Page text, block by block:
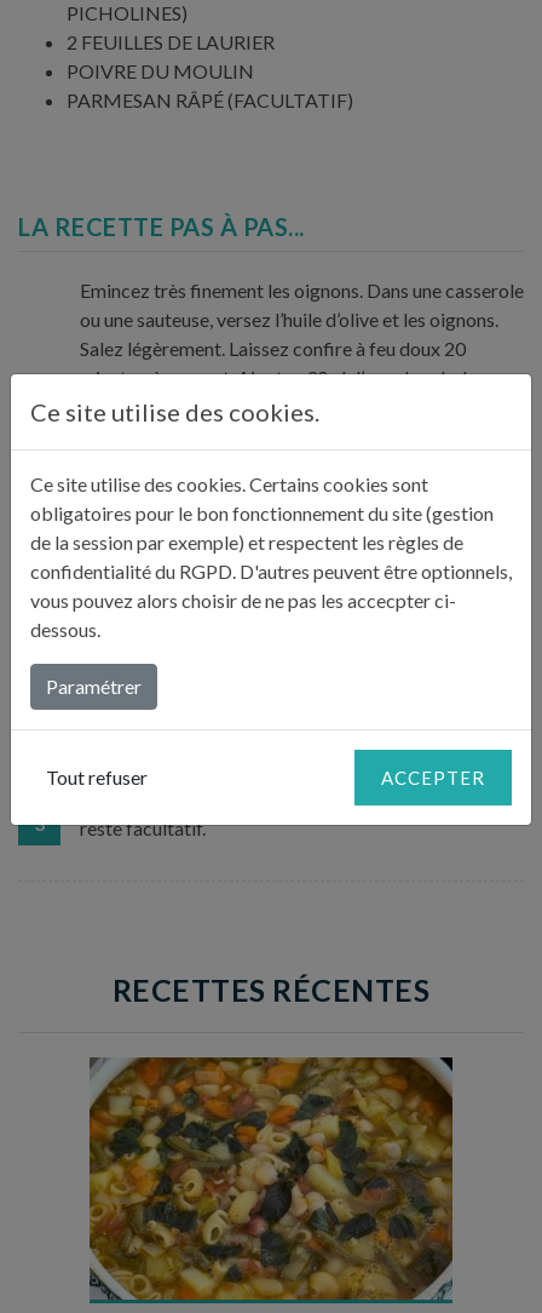
PICHOLINES)
2 FEUILLES DE LAURIER
POIVRE DU MOULIN
PARMESAN RÂPÉ (FACULTATIF)
LA RECETTE PAS À PAS...
1
Emincez très finement les oignons. Dans une casserole
ou une sauteuse, versez l’huile d’olive et les oignons.
Salez légèrement. Laissez confire à feu doux 20
minutes, à couvert. Ajoutez 30 cl d’eau chaude, les
anchois, les olives, le laurier, poivrez généreusement,
et laissez reposer à couvert.
Faites cuire les pâtes dans une grande quantité d’eau
bouillante salée. Egouttez-les quand elles sont « al
dente ». Mélangez-les à la sauce et faites réchauffer
sur feu moyen 30 secondes à 1 minute. Les pâtes ne
doivent pas sécher, si c’est le cas, ajoutez de l’eau de
3
reste facultatif.
RECETTES RÉCENTES
Temps de préparation : 35 min
Temps de cuisson : 1h15
Nombre de couverts : 8
Ce site utilise des cookies.
Ce site utilise des cookies. Certains cookies sont
obligatoires pour le bon fonctionnement du site (gestion
de la session par exemple) et respectent les règles de
confidentialité du RGPD. D'autres peuvent être optionnels,
vous pouvez alors choisir de ne pas les accecpter ci-
dessous.
Paramétrer
Tout refuser ACCEPTER